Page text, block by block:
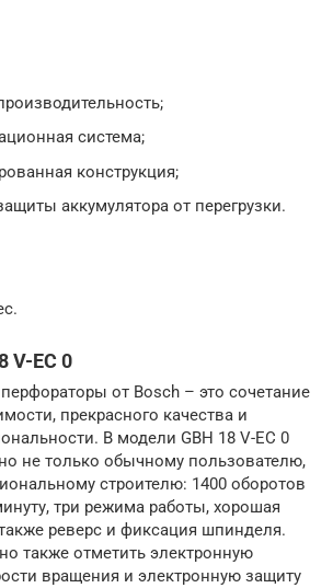
система;
конструкция;
аккумулятора от перегрузки.
V-EC 0
от Bosch – это сочетание
прекрасного качества и
В модели GBH 18 V-EC 0
не только обычному пользователю,
строителю: 1400 оборотов
три режима работы, хорошая
реверс и фиксация шпинделя.
также отметить электронную
вращения и электронную защиту